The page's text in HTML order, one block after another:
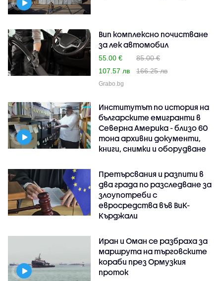
Вип комплексно почистване
за лек автомобил
55.00 €
85.00 €
107.57 лв
166.25 лв
Grabo.bg
Институтът по история на
българските емигранти в
Северна Америка - близо 60
тона архивни документи,
книги, снимки и оборудване
Претърсвания и разпити в
два града по разследване за
злоупотреби с
евросредства във ВиК-
Кърджали
Иран и Оман се разбраха за
маршрута на търговските
кораби през Ормузкия
проток